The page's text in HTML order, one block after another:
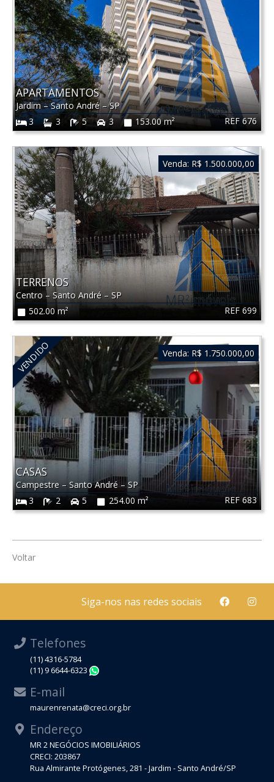
REF 676
APARTAMENTOS
Jardim–Santo André–SP
3
3 5 3 153.00 m²
REF 699
TERRENOS
Centro – Santo André – SP
502.00 m²
Venda: R$ 1.500.000,00
VENDIDO
REF 683
CASAS
Campestre – Santo André– SP
3
2 5 254.00 m²
Venda: R$ 1.750.000,00
Voltar
Siga-nos nas redes sociais
Telefones
(11) 4316-5784
(11) 9 6644-6323
E-mail
maurenrenata@creci.org.br
Endereço
MR 2 NEGÓCIOS IMOBILIÁRIOS
CRECI: 203867
Rua Almirante Protógenes, 281 - Jardim - Santo André/SP